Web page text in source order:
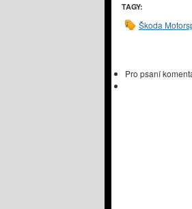
TAGY:
Škoda
Pro psaní